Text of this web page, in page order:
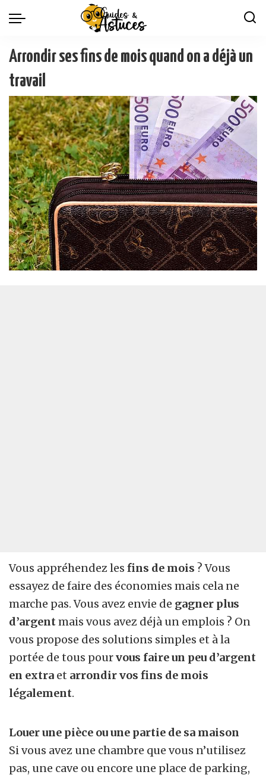
Arrondir ses fins de mois quand on a déjà un
travail
Vous appréhendez les fins de mois ? Vous
essayez de faire des économies mais cela ne
marche pas. Vous avez envie de gagner plus
d’argentmais vous avez déjà un emplois ? On
vous propose des solutions simples et à la
portée de tous pourvous faire un peu d’argent
en extra et arrondir vos fins de mois
légalement.
Louer une pièce ou une partie de sa maison
Si vous avez une chambre que vous n’utilisez
pas, une cave ou encore une place de parking,